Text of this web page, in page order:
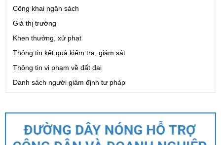
Công khai ngân sách
Giá thị trường
Khen thưởng, xử phạt
Thông tin kết quả kiểm tra, giám sát
Thông tin vi phạm về đất đai
Danh sách người giám định tư pháp